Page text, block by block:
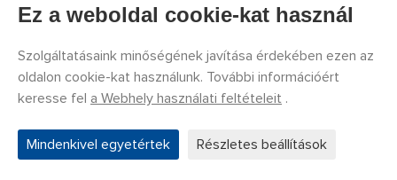
ÉRINTKEZÉS
+420 774 590 258
info@peckamodel.cz
KŐÜZLETEK
Ez a weboldal cookie-kat használ
Szolgáltatásaink minőségének javítása érdekében ezen az
oldalon cookie-kat használunk. További információért
keresse fel a Webhely használati feltételeit .
Mindenkivel egyetértek Részletes beállítások